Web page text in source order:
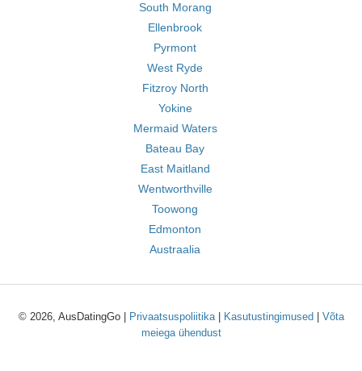
South Morang
Ellenbrook
Pyrmont
West Ryde
Fitzroy North
Yokine
Mermaid Waters
Bateau Bay
East Maitland
Wentworthville
Toowong
Edmonton
Austraalia
© 2026, AusDatingGo | Privaatsuspoliitika| Kasutustingimused
Võta
meiega ühendust